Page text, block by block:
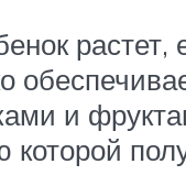
растет,
и